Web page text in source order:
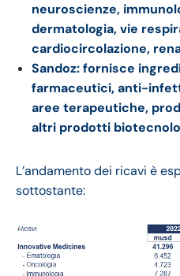
neuroscienze,
dermatologia, vie
cardiocircolazione,
Sandoz: fornisce
farmaceutici, anti-
aree terapeutiche,
altri prodotti
L’andamento dei ricavi è
sottostante: